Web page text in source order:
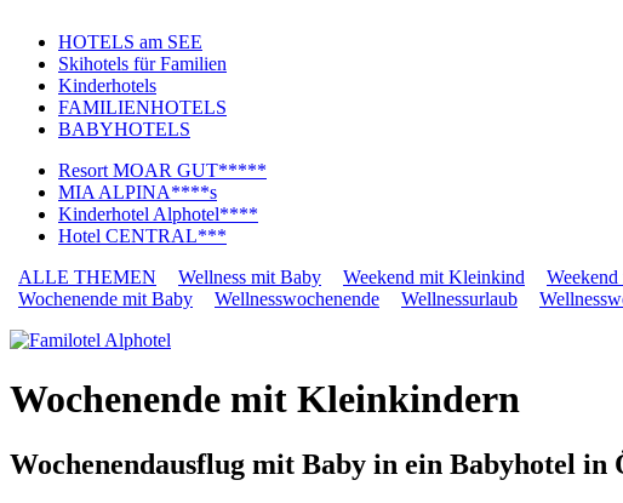
HOTELS am SEE
Skihotels für Familien
Kinderhotels
FAMILIENHOTELS
BABYHOTELS
Resort MOAR GUT*****
MIA ALPINA****s
Kinderhotel Alphotel****
Hotel CENTRAL***
ALLE THEMEN
Wellness mit Baby Weekend mit Kleinkind
Wochenende mit Baby
Wellnesswochenende Wellnessurlaub
Wochenende mit Kleinkindern
Wochenendausflug mit Baby in ein Babyhotel